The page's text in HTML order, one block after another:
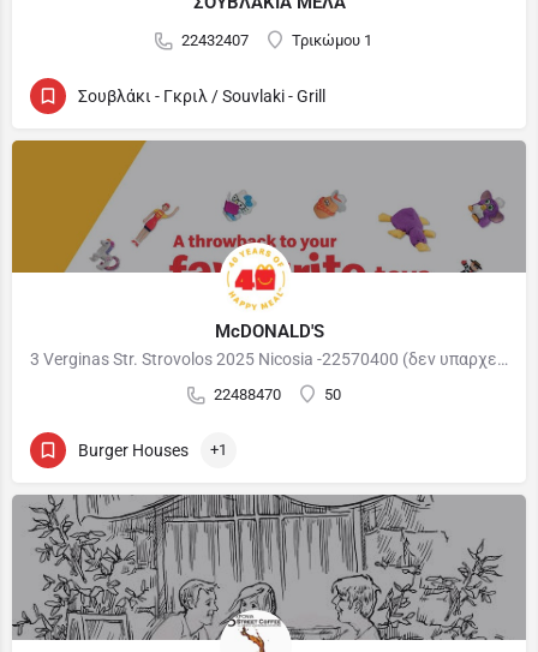
22432407 Τρικώμου 1
Σουβλάκι - Γκριλ / Souvlaki - Grill
McDONALD'S
3 Verginas Str. Strovolos 2025 Nicosia -22570400 (δεν υπαρχει παιδότοπος ) 98 Athalassis Street Strovolos…
22488470 50
Burger Houses +1